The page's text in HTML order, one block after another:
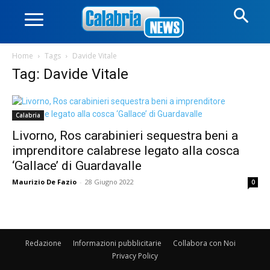
Home Tags Davide Vitale
Tag: Davide Vitale
Calabria
Livorno, Ros carabinieri sequestra beni a
imprenditore calabrese legato alla cosca
‘Gallace’ di Guardavalle
Maurizio De Fazio - 28 Giugno 2022 0
Redazione Informazioni pubblicitarie
Collabora con Noi
Privacy Policy